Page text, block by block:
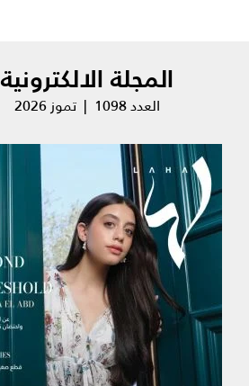
المجلة الالكترونية
العدد 1098 | تموز 2026